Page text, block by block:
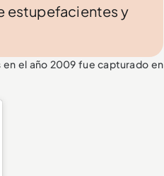
estupefacientes y
en el año 2009 fue capturado en